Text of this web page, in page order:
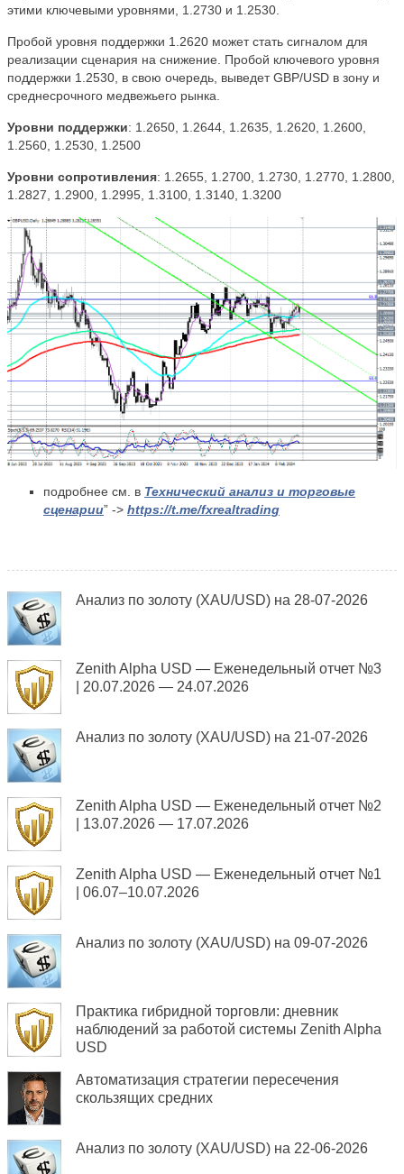
этими ключевыми уровнями, 1.2730 и 1.2530.
Пробой уровня поддержки 1.2620 может стать сигналом для
реализации сценария на снижение. Пробой ключевого уровня
поддержки 1.2530, в свою очередь, выведет GBP/USD в зону и
среднесрочного медвежьего рынка.
Уровни поддержки: 1.2650, 1.2644, 1.2635, 1.2620, 1.2600,
1.2560, 1.2530, 1.2500
Уровни сопротивления: 1.2655, 1.2700, 1.2730, 1.2770, 1.2800,
1.2827, 1.2900, 1.2995, 1.3100, 1.3140, 1.3200
подробнее см. в Технический анализ и торговые
сценарии” -> https://t.me/fxrealtrading
Анализ по золоту (XAU/USD) на 28-07-2026
Zenith Alpha USD — Еженедельный отчет №3
| 20.07.2026 — 24.07.2026
Анализ по золоту (XAU/USD) на 21-07-2026
Zenith Alpha USD — Еженедельный отчет №2
| 13.07.2026 — 17.07.2026
Zenith Alpha USD — Еженедельный отчет №1
| 06.07–10.07.2026
Анализ по золоту (XAU/USD) на 09-07-2026
Практика гибридной торговли: дневник
наблюдений за работой системы Zenith Alpha
USD
Автоматизация стратегии пересечения
скользящих средних
Анализ по золоту (XAU/USD) на 22-06-2026